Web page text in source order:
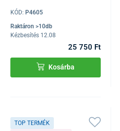
KÓD: P4605
Raktáron >10db
Kézbesítés 12.08
25 750 Ft
Kosárba
TOP TERMÉK